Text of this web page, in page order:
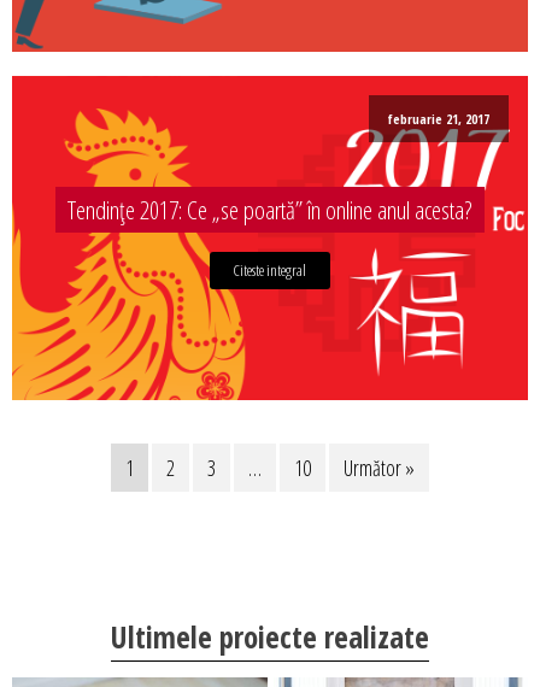
februarie 21, 2017
Tendințe 2017: Ce „se poartă” în online anul acesta?
Citeste integral
1 2 3 … 10 Următor »
Ultimele proiecte realizate